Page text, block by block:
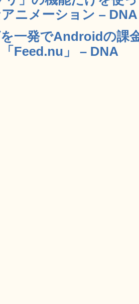
ニメーション – DNA
一発でAndroidの課
Feed.nu」 – DNA